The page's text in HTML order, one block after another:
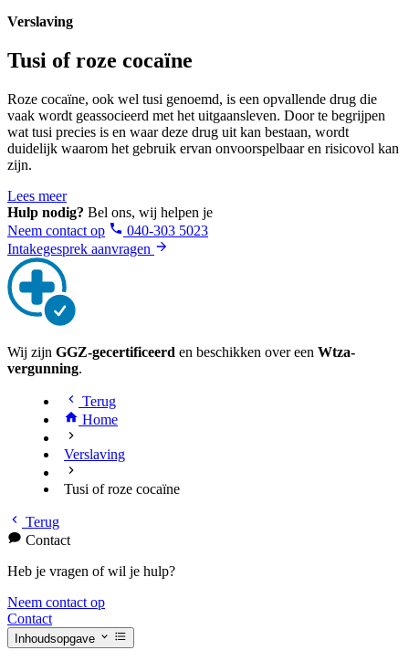
Verslaving
Tusi of roze cocaïne
Roze cocaïne, ook wel tusi genoemd, is een opvallende drug die
vaak wordt geassocieerd met het uitgaansleven. Door te begrijpen
wat tusi precies is en waar deze drug uit kan bestaan, wordt
duidelijk waarom het gebruik ervan onvoorspelbaar en risicovol kan
zijn.
Lees meer
Hulp nodig? Bel ons, wij helpen je
Neem contact op
040-303 5023
Intakegesprek aanvragen
Wij zijn GGZ-gecertificeerd en beschikken over een Wtza-
vergunning.
Terug
Home
Verslaving
Tusi of roze cocaïne
Terug
Contact
Heb je vragen of wil je hulp?
Neem contact op
Contact
Inhoudsopgave